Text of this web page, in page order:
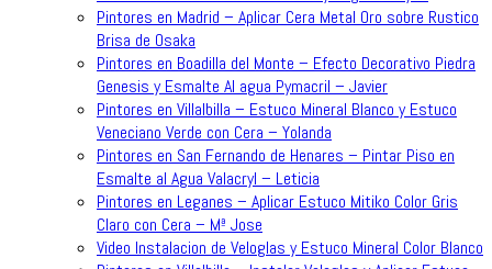
Pintores en Madrid – Aplicar Cera Metal Oro sobre Rustico
Brisa de Osaka
Pintores en Boadilla del Monte – Efecto Decorativo Piedra
Genesis y Esmalte Al agua Pymacril – Javier
Pintores en Villalbilla – Estuco Mineral Blanco y Estuco
Veneciano Verde con Cera – Yolanda
Pintores en San Fernando de Henares – Pintar Piso en
Esmalte al Agua Valacryl – Leticia
Pintores en Leganes – Aplicar Estuco Mitiko Color Gris
Claro con Cera – Mª Jose
Video Instalacion de Veloglas y Estuco Mineral Color Blanco